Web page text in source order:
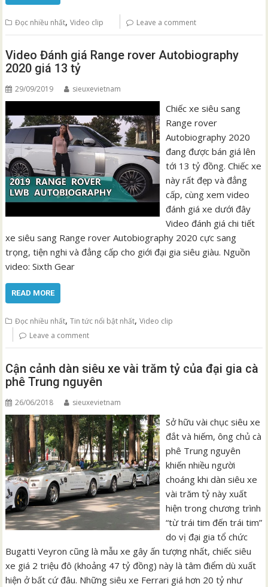
Đọc nhiều nhất,Video clip Leave a comment
Video Đánh giá Range rover Autobiography
2020 giá 13 tỷ
29/09/2019 sieuxevietnam
Chiếc xe siêu sang
Range rover
Autobiography 2020
đang được bán giá lên
tới 13 tỷ đồng. Chiếc xe
này rất đẹp và đẳng
cấp, cùng xem video
đánh giá xe dưới đây
Video đánh giá chi tiết
xe siêu sang Range rover Autobiography 2020 cực sang
trọng, tiện nghi và đẳng cấp cho giới đại gia siêu giàu. Nguồn
video: Sixth Gear
READ MORE
Đọc nhiều nhất,Tin tức nổi bật nhất,Video clip
Leave a comment
Cận cảnh dàn siêu xe vài trăm tỷ của đại gia cà
phê Trung nguyên
26/06/2018 sieuxevietnam
Sở hữu vài chục siêu xe
đắt và hiếm, ông chủ cà
phê Trung nguyên
khiến nhiều người
choáng khi dàn siêu xe
vài trăm tỷ này xuất
hiện trong chương trình
“từ trái tim đến trái tim”
do vị đại gia tổ chức
Bugatti Veyron cũng là mẫu xe gây ấn tượng nhất, chiếc siêu
xe giá 2 triệu đô (khoảng 47 tỷ đồng) này là tâm điểm dù xuất
hiện ở bất cứ đâu. Những siêu xe Ferrari giá hơn 20 tỷ như